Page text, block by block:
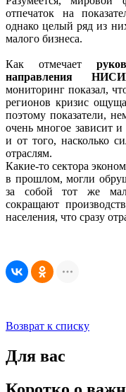
отпечаток на
однако целый ряд из
малого бизнеса.
Как отмечает
направления
мониторинг показал,
регионов кризис
поэтому показатели,
очень многое зависит
и от того, насколько
отраслям.
Какие-то сектора
в прошлом, могли
за собой тот же
сокращают
населения, что сразу
Возврат к списку
Для вас